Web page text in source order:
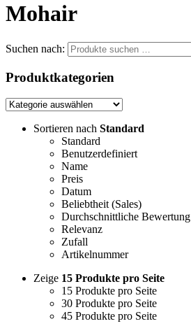
Mohair
Sortieren nach Standard
Standard
Benutzerdefiniert
Name
Preis
Datum
Beliebtheit (Sales)
Durchschnittliche Bewertung
Relevanz
Zufall
Artikelnummer
Zeige 15 Produkte pro Seite
15 Produkte pro Seite
30 Produkte pro Seite
45 Produkte pro Seite
Suchen nach:
Produktkategorien